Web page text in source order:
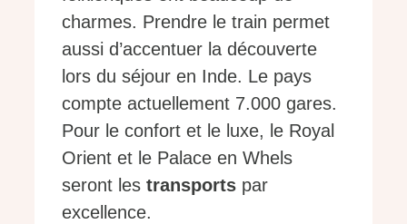
charmes. Prendre le train permet
aussi d’accentuer la découverte
lors du séjour en Inde. Le pays
compte actuellement 7.000 gares.
Pour le confort et le luxe, le Royal
Orient et le Palace en Whels
seront les transports par
excellence.